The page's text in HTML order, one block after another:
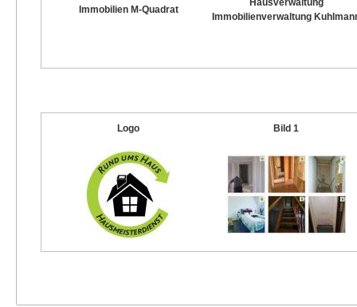
Immobilien M-Quadrat
Hausverwaltung
Immobilienverwaltung
Logo Bild 1